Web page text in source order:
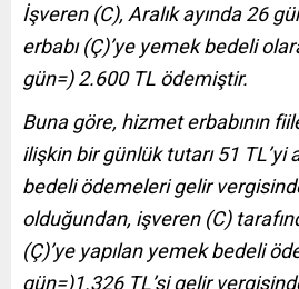
İşveren (C), Aralık ayında 26
erbabı (Ç)’ye yemek bedeli
gün=) 2.600 TL ödemiştir.
Buna göre, hizmet erbabının
ilişkin bir günlük tutarı 51
bedeli ödemeleri gelir
olduğundan, işveren (C)
(Ç)’ye yapılan yemek bedeli
gün=)1.326 TL’si gelir